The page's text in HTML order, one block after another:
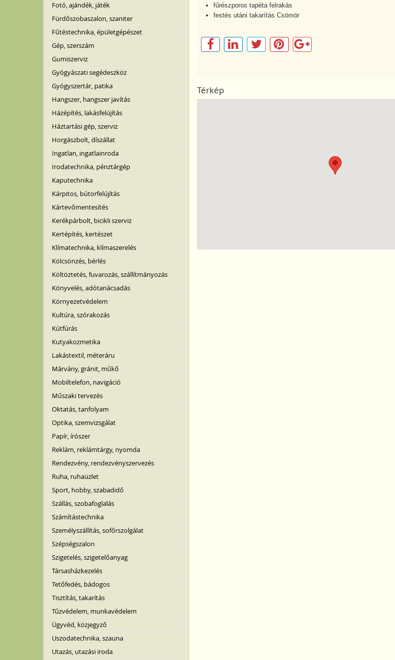
Fotó, ajándék, játék
Fürdőszobaszalon, szaniter
Fűtéstechnika, épületgépészet
Gép, szerszám
Gumiszerviz
Gyógyászati segédeszköz
Gyógyszertár, patika
Hangszer, hangszer javítás
Házépítés, lakásfelújítás
Háztartási gép, szerviz
Horgászbolt, díszállat
Ingatlan, ingatlainroda
Irodatechnika, pénztárgép
Kaputechnika
Kárpitos, bútorfelújítás
Kártevőmentesítés
Kerékpárbolt, bicikli szerviz
Kertépítés, kertészet
Klímatechnika, klímaszerelés
Kölcsönzés, bérlés
Költöztetés, fuvarozás, szállítmányozás
Könyvelés, adótanácsadás
Környezetvédelem
Kultúra, szórakozás
Kútfúrás
Kutyakozmetika
Lakástextil, méteráru
Márvány, gránit, műkő
Mobiltelefon, navigáció
Műszaki tervezés
Oktatás, tanfolyam
Optika, szemvizsgálat
Papír, írószer
Reklám, reklámtárgy, nyomda
Rendezvény, rendezvényszervezés
Ruha, ruhaüzlet
Sport, hobby, szabadidő
Szállás, szobafoglalás
Számítástechnika
Személyszállítás, sofőrszolgálat
Szépségszalon
Szigetelés, szigetelőanyag
Társasházkezelés
Tetőfedés, bádogos
Tisztítás, takarítás
Tűzvédelem, munkavédelem
Ügyvéd, közjegyző
Uszodatechnika, szauna
Utazás, utazási iroda
fűrészporos tapéta felrakás
festés utáni takarítás Csömör
Térkép